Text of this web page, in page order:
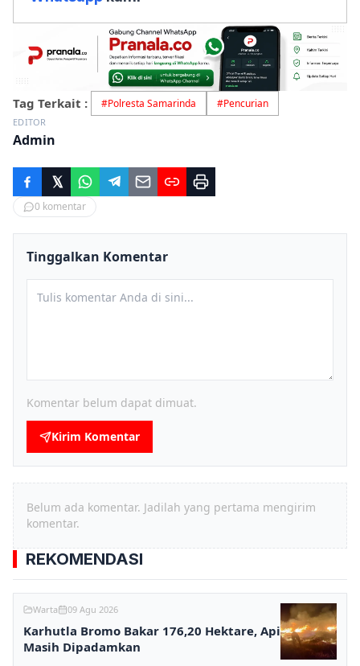
Tag Terkait : #Polresta Samarinda #Pencurian
EDITOR
Admin
0 komentar
Tinggalkan Komentar
Komentar belum dapat dimuat.
Kirim Komentar
Belum ada komentar. Jadilah yang pertama mengirim
komentar.
REKOMENDASI
Warta 09 Agu 2026
Karhutla Bromo Bakar 176,20 Hektare, Api
Masih Dipadamkan